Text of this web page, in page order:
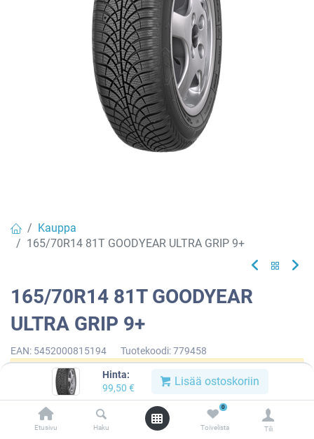
Hinta:
99,50 € Lisää ostoskoriin
Etusivu Haku
0
Toivelista Tili
Kauppa
165/70R14 81T GOODYEAR ULTRA GRIP 9+
165/70R14 81T GOODYEAR
ULTRA GRIP 9+
EAN: 5452000815194 Tuotekoodi:779458
Tällä tuotteella ei ole kelvollista yhdistelmää.
GOODYEAR